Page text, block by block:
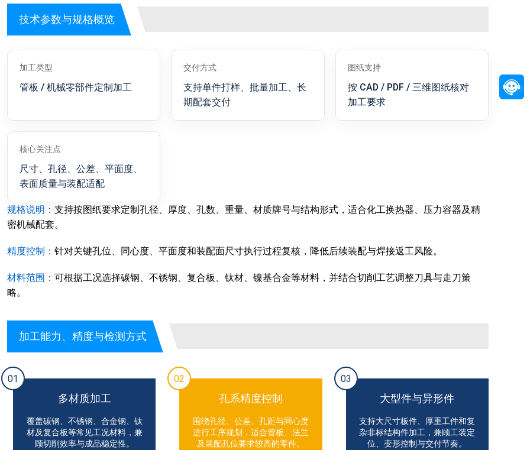
技术参数与规格概览
加工类型
管板 / 机械零部件定制加工
交付方式
支持单件打样、批量加工、长
期配套交付
图纸支持
按 CAD / PDF / 三维图纸核对
加工要求
核心关注点
尺寸、孔径、公差、平面度、
表面质量与装配适配
规格说明： 支持按图纸要求定制孔径、厚度、孔数、重量、材质牌号与结构形式，适合化工换热器、压力容器及精
密机械配套。
精度控制： 针对关键孔位、同心度、平面度和装配面尺寸执行过程复核，降低后续装配与焊接返工风险。
材料范围： 可根据工况选择碳钢、不锈钢、复合板、钛材、镍基合金等材料，并结合切削工艺调整刀具与走刀策
略。
加工能力、精度与检测方式
01
多材质加工
覆盖碳钢、不锈钢、合金钢、钛
材及复合板等常见工况材料，兼
顾切削效率与成品稳定性。
02
孔系精度控制
围绕孔径、公差、孔距与同心度
进行工序规划，适合管板、法兰
及装配孔位要求较高的零件。
03
大型件与异形件
支持大尺寸板件、厚重工件和复
杂非标结构件加工，兼顾工装定
位、变形控制与交付节奏。